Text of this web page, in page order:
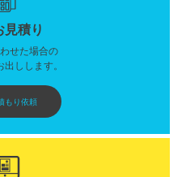
見積り
せた場合の
しします。
もり依頼